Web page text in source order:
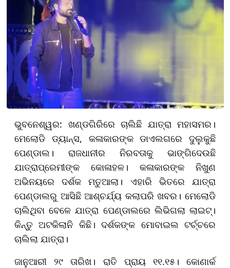
ଭୁବନେଶ୍ୱର: ଖଣ୍ଡଗିରିରେ ଚାଲିଛି ଯାତ୍ରା ମହାସମର।
ମେଲୋଡି ଡ୍ୟାନ୍ସ, କଳାକାରଙ୍କ ଡାଏଲଗରେ ଦୁଲୁକୁଛି
ପେଣ୍ଡାଲ। ରାଜଧାନୀର ନିରବତାକୁ ଭାଙ୍ଗିଦେଉଛି
ଯାତ୍ରାପ୍ରେମୀଙ୍କ କୋଳାହଳ। କଳାକାରଙ୍କ ନିଖୁଣ
ଅଭିନୟରେ ଦର୍ଶକ ମତୁଆଲା। ଏହାରି ଭିତରେ ଯାତ୍ରା
ପେଣ୍ଡାଲରୁ ଆସିଛି ଆଶ୍ଚର୍ଯ୍ୟ କଲାପରି ଖବର। ମେଲୋଡି
ଚାଲିଥିବା ବେଳେ ଯାତ୍ରା ପେଣ୍ଡାଲରେ ଲିଭିଗଲା ଲାଇଟ୍।
କିନ୍ତୁ ଅଟକିଲାନି କିଛି। ଦର୍ଶକଙ୍କ ମୋବାଇଲ ଟର୍ଚ୍ଚରେ
ଚାଲିଲା ଯାତ୍ରା।
ଜାନୁଆରୀ ୨୯ ତାରିଖ। ରାତି ପ୍ରାୟ ୧୧.୧୫। କୋଣାର୍କ